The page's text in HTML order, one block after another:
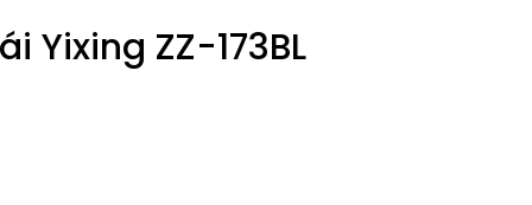
Yixing ZZ-173BL